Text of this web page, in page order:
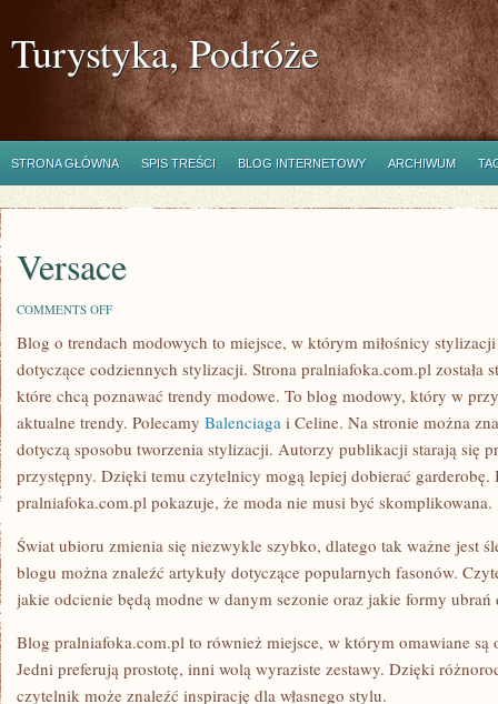
Turystyka, Podróże
STRONA GŁÓWNA SPIS TREŚCI BLOG INTERNETOWY ARCHIWUM
Versace
COMMENTS OFFON
Blog o trendach modowych to miejsce, w którym miłośnicy
dotyczące codziennych stylizacji. Strona pralniafoka.com.pl została
które chcą poznawać trendy modowe. To blog modowy, który w
aktualne trendy. Polecamy Balenciaga i Celine. Na stronie można
dotyczą sposobu tworzenia stylizacji. Autorzy publikacji starają się
przystępny. Dzięki temu czytelnicy mogą lepiej dobierać garderobę.
pralniafoka.com.pl pokazuje, że moda nie musi być skomplikowana.
Świat ubioru zmienia się niezwykle szybko, dlatego tak ważne jest
blogu można znaleźć artykuły dotyczące popularnych fasonów.
jakie odcienie będą modne w danym sezonie oraz jakie formy
Blog pralniafoka.com.pl to również miejsce, w którym omawiane są
Jedni preferują prostotę, inni wolą wyraziste zestawy. Dzięki
czytelnik może znaleźć inspirację dla własnego stylu.